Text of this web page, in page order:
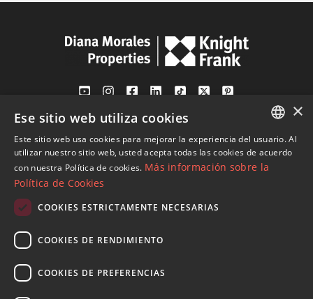
Av. Canovas del Castillo 4
1st Floor, Office 3
29601 Marbella
Ver en mapa
Tel:+34 952 765 138
info@dmproperties.com
ENGLISH
SPANISH
×
Ese sitio web utiliza cookies
Este sitio web usa cookies para mejorar la experiencia del usuario. Al
utilizar nuestro sitio web, usted acepta todas las cookies de acuerdo
con nuestra Política de cookies. Más información sobre la
Política de Cookies
COOKIES ESTRICTAMENTE NECESARIAS
COOKIES DE RENDIMIENTO
COOKIES DE PREFERENCIAS